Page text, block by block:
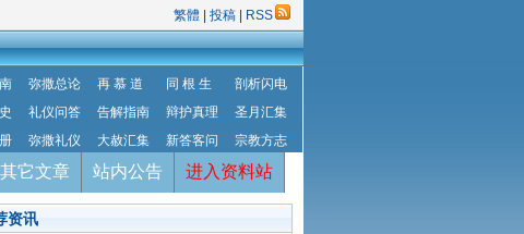
繁體 投稿 RSS
弥撒总论 再 慕 道 同 根 生
剖析闪电
礼仪问答 告解指南 辩护真理
圣月汇集
弥撒礼仪 大赦汇集 新答客问 宗教方志
其它文章 站内公告 进入资料站
资讯